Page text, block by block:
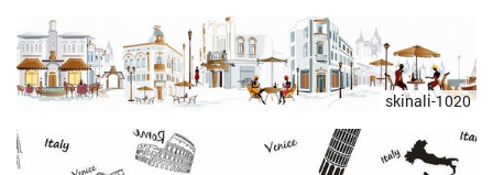
skinali-1020